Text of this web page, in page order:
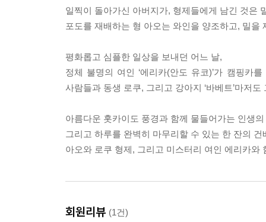
일찍이 돌아가신 아버지가, 형제들에게 남긴 것은
포도를 재배하는 형 아오는 와인을 양조하고, 밀을
평화롭고 심플한 일상을 보내던 어느 날,
정체 불명의 여인 ‘에리카(안도 유코)’가 캠핑카
사람들과 동생 로쿠, 그리고 강아지 ‘바베트’마저
아름다운 홋카이도 풍경과 함께 물들어가는 인생
그리고 하루를 완벽히 마무리할 수 있는 한 잔의 건
아오와 로쿠 형제, 그리고 미스터리 여인 에리카와
회원리뷰 (1건)